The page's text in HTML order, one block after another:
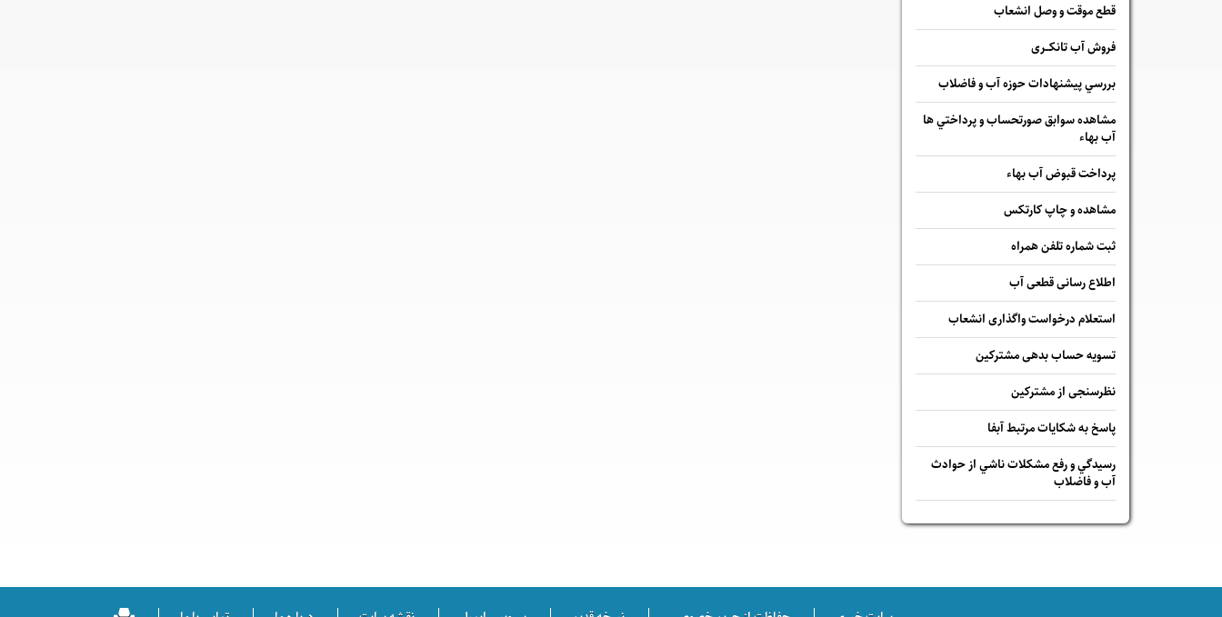
قطع موقت و وصل انشعاب
فروش آب تانکــری
بررسي پيشنهادات حوزه آب و فاضلاب
مشاهده سوابق صورتحساب و پرداختي ها
آب بهاء
پرداخت قبوض آب بهاء
مشاهده و چاپ کارتکس
ثبت شماره تلفن همراه
اطلاع رسانی قطعی آب
استعلام درخواست واگذاری انشعاب
تسویه حساب بدهی مشترکین
نظرسنجی از مشترکین
پاسخ به شكايات مرتبط آبفا
رسيدگي و رفع مشكلات ناشي از حوادث
آب و فاضلاب